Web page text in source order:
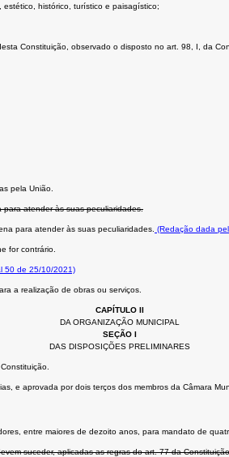
histórico, turístico e paisagístico;
Constituição, observado o disposto no art. 98, I, da
pela União.
para atender às suas peculiaridades.
para atender às suas peculiaridades. (Redação dada
for contrário.
50 de 25/10/2021)
a realização de obras ou serviços.
CAPÍTULO II
DA ORGANIZAÇÃO MUNICIPAL
SEÇÃO I
DAS DISPOSIÇÕES PRELIMINARES
e aprovada por dois terços dos membros da Câmara
entre maiores de dezoito anos, para mandato de
suceder, aplicadas as regras do art. 77 da